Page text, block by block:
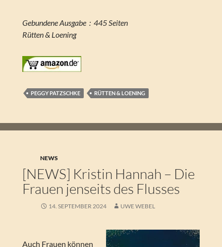
Gebundene Ausgabe ‏ : ‎ 445 Seiten
Rütten & Loening
PEGGY PATZSCHKE RÜTTEN & LOENING
NEWS
[NEWS] Kristin Hannah – Die
Frauen jenseits des Flusses
14. SEPTEMBER 2024 UWE WEBEL
Auch Frauen können